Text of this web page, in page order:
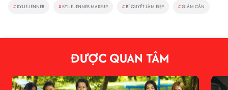
# KYLIE JENNER # KYLIE JENNER MAKEUP # BÍ QUYẾT LÀM ĐẸP #GIẢM CÂN
ĐƯỢC QUAN TÂM